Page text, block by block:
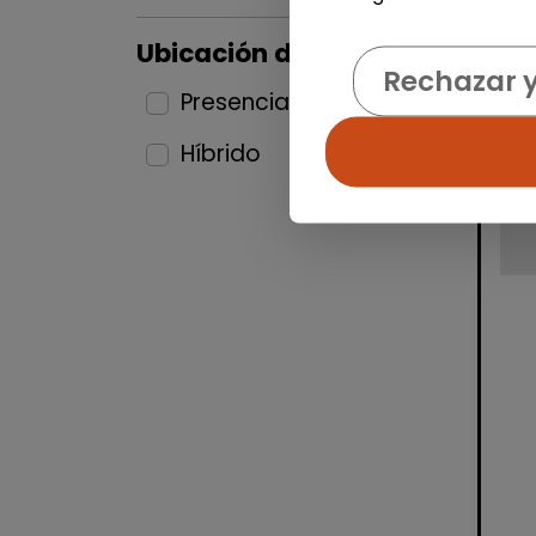
Ubicación del puesto
Presencial
Híbrido
Rechazar